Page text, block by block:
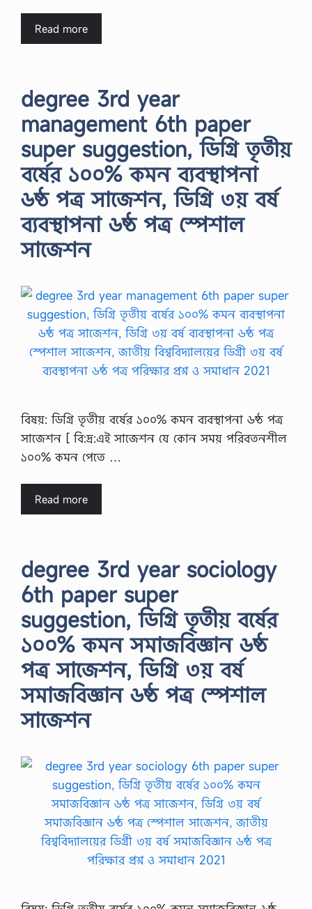
Read more
degree 3rd year
management 6th paper
super suggestion, ডিগ্রি তৃতীয়
বর্ষের ১০০% কমন ব্যবস্থাপনা
৬ষ্ঠ পত্র সাজেশন, ডিগ্রি ৩য় বর্ষ
ব্যবস্থাপনা ৬ষ্ঠ পত্র স্পেশাল
সাজেশন
বিষয়: ডিগ্রি তৃতীয় বর্ষের ১০০% কমন ব্যবস্থাপনা ৬ষ্ঠ পত্র
সাজেশন [ বি:দ্র:এই সাজেশন যে কোন সময় পরিবতনশীল
১০০% কমন পেতে …
Read more
degree 3rd year sociology
6th paper super
suggestion, ডিগ্রি তৃতীয় বর্ষের
১০০% কমন সমাজবিজ্ঞান ৬ষ্ঠ
পত্র সাজেশন, ডিগ্রি ৩য় বর্ষ
সমাজবিজ্ঞান ৬ষ্ঠ পত্র স্পেশাল
সাজেশন